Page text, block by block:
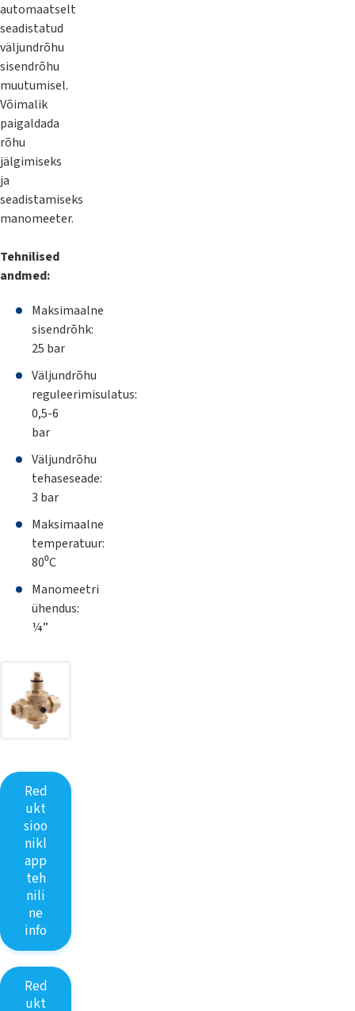
automaatselt
seadistatud
väljundrõhu
sisendrõhu
muutumisel.
Võimalik
paigaldada
rõhu
jälgimiseks
ja
seadistamiseks
manomeeter.
Tehnilised
andmed:
Maksimaalne
sisendrõhk:
25 bar
Väljundrõhu
reguleerimisulatus:
0,5-6
bar
Väljundrõhu
tehaseseade:
3 bar
Maksimaalne
temperatuur:
80⁰C
Manomeetri
ühendus:
¼”
Red
ukt
sioo
nikl
app
teh
nili
ne
info
Red
ukt